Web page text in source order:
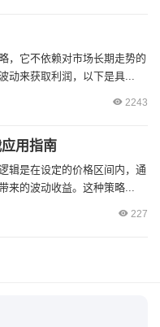
，它不依赖对市场长期走势的
动来获取利润，以下是具...
2243
用指南
辑是在设定的价格区间内，通
来的波动收益。这种策略...
227